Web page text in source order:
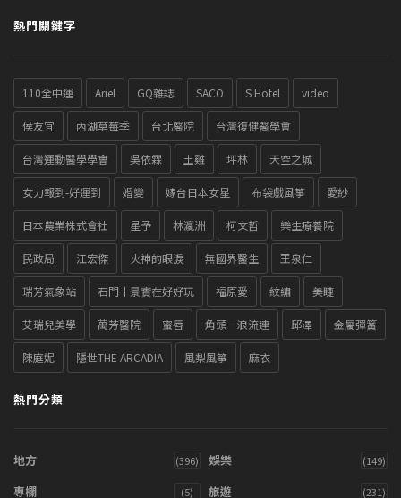
熱門關鍵字
110全中運 Ariel GQ雜誌 SACO S Hotel video
侯友宜 內湖草莓季 台北醫院 台灣復健醫學會
台灣運動醫學學會 吳依霖 土雞 坪林 天空之城
女力報到-好運到 婚變 嫁台日本女星 布袋戲風箏 愛紗
日本農業株式會社 星予 林瀛洲 柯文哲 樂生療養院
民政局 江宏傑 火神的眼淚 無國界醫生 王泉仁
瑞芳氣象站 石門十景實在好好玩 福原愛 紋繡 美睫
艾瑞兒美學 萬芳醫院 蜜唇 角頭－浪流連 邱澤 金屬彈簧
陳庭妮 隱世THE ARCADIA 風梨風箏 麻衣
熱門分類
地方 (396) 娛樂 (149)
專欄 (5) 旅遊 (231)